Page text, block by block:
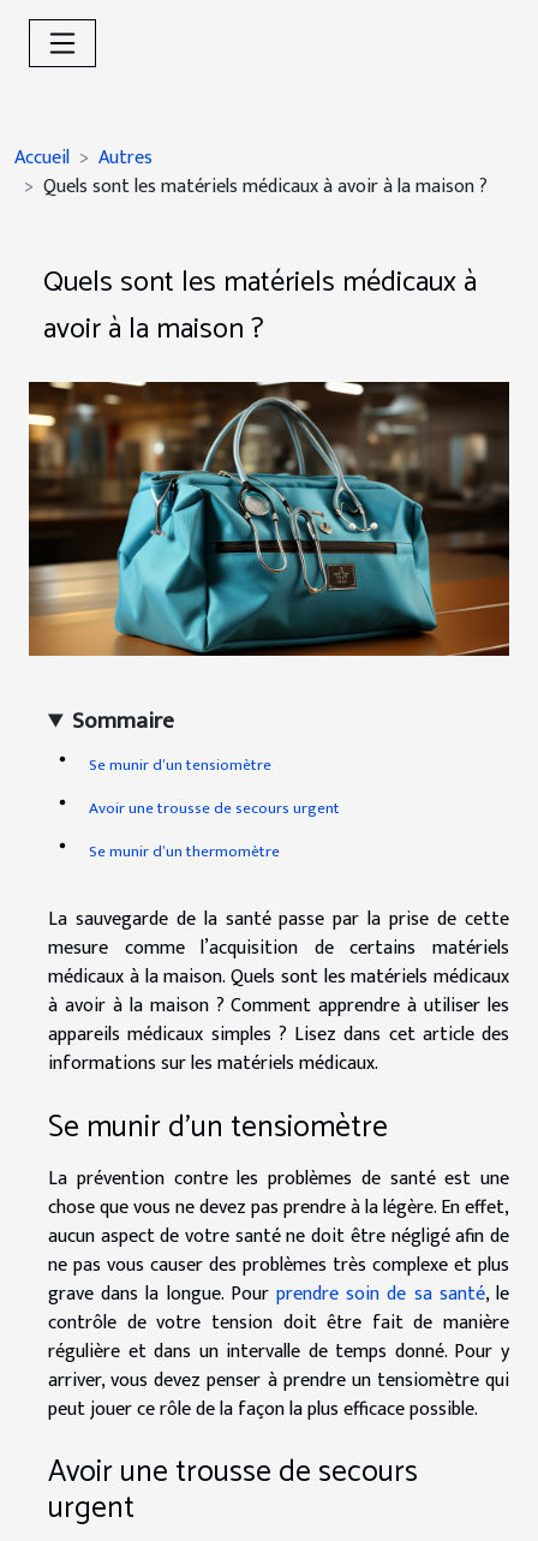
Accueil
Autres
Quels sont les matériels médicaux à avoir à la maison ?
Quels sont les matériels médicaux à
avoir à la maison ?
Sommaire
Se munir d’un tensiomètre
Avoir une trousse de secours urgent
Se munir d’un thermomètre
La sauvegarde de la santé passe par la prise de cette
mesure comme l’acquisition de certains matériels
médicaux à la maison. Quels sont les matériels médicaux
à avoir à la maison ? Comment apprendre à utiliser les
appareils médicaux simples ? Lisez dans cet article des
informations sur les matériels médicaux.
Se munir d’un tensiomètre
La prévention contre les problèmes de santé est une
chose que vous ne devez pas prendre à la légère. En effet,
aucun aspect de votre santé ne doit être négligé afin de
ne pas vous causer des problèmes très complexe et plus
grave dans la longue. Pour prendre soin de sa santé, le
contrôle de votre tension doit être fait de manière
régulière et dans un intervalle de temps donné. Pour y
arriver, vous devez penser à prendre un tensiomètre qui
peut jouer ce rôle de la façon la plus efficace possible.
Avoir une trousse de secours
urgent